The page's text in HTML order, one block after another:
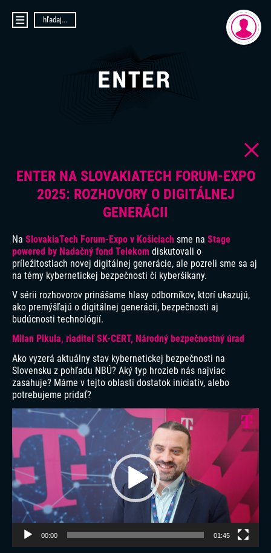
ENTER MICRO:BIT 3D CUP
KONTAKTY
hľadaj...
ENTER NA SLOVAKIATECH FORUM-EXPO
2025: ROZHOVORY O DIGITÁLNEJ
GENERÁCII
Na SlovakiaTech Forum-Expo v Košiciach sme na Stage
powered by Nadačný fond Telekom diskutovali o
príležitostiach novej digitálnej generácie, ale pozreli sme sa aj
na témy kybernetickej bezpečnosti či kyberšikany.
V sérii rozhovorov prinášame hlasy odborníkov, ktorí ukazujú,
ako premýšľajú o digitálnej generácii, bezpečnosti aj
budúcnosti technológií.
Milan Pikula, riaditeľ SK-CERT, Národný bezpečnostný úrad
Ako vyzerá aktuálny stav kybernetickej bezpečnosti na
Slovensku z pohľadu NBÚ? Aký typ hrozieb nás najviac
zasahuje? Máme v tejto oblasti dostatok iniciatív, alebo
potrebujeme pridať?
Video
00:00 01:45